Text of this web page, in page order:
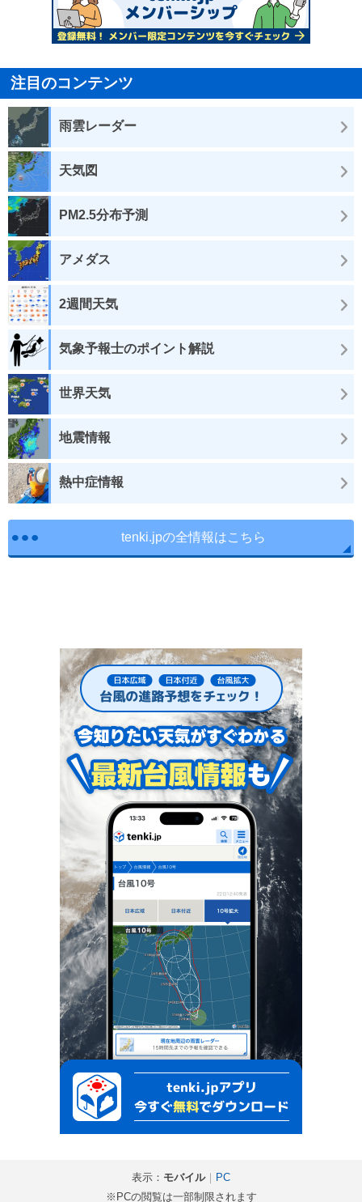
注目のコンテンツ
雨雲レーダー
天気図
PM2.5分布予測
アメダス
2週間天気
気象予報士のポイント解説
世界天気
地震情報
熱中症情報
tenki.jpの全情報はこちら
表示： モバイル｜
PC
※PCの閲覧は一部制限されます